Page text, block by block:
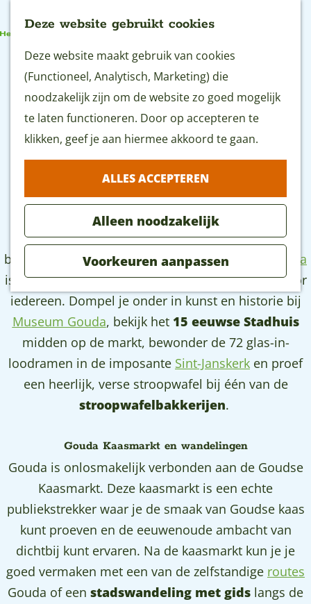
Deze website gebruikt cookies
Deze website maakt gebruik van cookies
(Functioneel, Analytisch, Marketing) die
noodzakelijk zijn om de website zo goed mogelijk
te laten functioneren. Door op accepteren te
klikken, geef je aan hiermee akkoord te gaan.
ALLES ACCEPTEREN
Alleen noodzakelijk
Voorkeuren aanpassen
m
e
Alle attracties in Gouda
ONTDEK WAT JE KUNT DOEN IN HET GROENE HART
Wat te doen in Gouda
Gouda staat bekend als een stad volambacht
cultuur en historie. De stad in het hart van het
Groene Hart bruist van de activiteiten en
bezienswaardigheden. Tijdens je bezoek aan
Gouda
is er genoeg te zien, doen, proeven en beleven voor
iedereen. Dompel je onder in kunst en historie bij
Museum Gouda, bekijk het 15 eeuwse Stadhuis
midden op de markt, bewonder de 72 glas-in-
loodramen in de imposante Sint-Janskerk en proef
een heerlijk, verse stroopwafel bij één van de
stroopwafelbakkerijen.
Gouda Kaasmarkt en wandelingen
Gouda is onlosmakelijk verbonden aan de Goudse
Kaasmarkt. Deze kaasmarkt is een echte
publiekstrekker waar je de smaak van Goudse kaas
kunt proeven en de eeuwenoude ambacht van
dichtbij kunt ervaren. Na de kaasmarkt kun je je
goed vermaken met een van de zelfstandige routes
Gouda of een stadswandeling met gids langs de